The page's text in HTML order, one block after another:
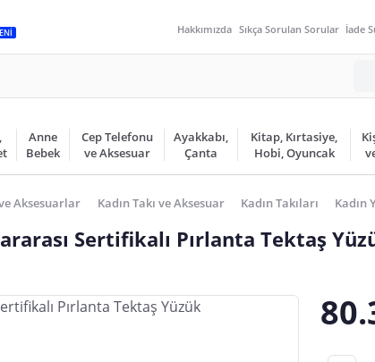
Hakkımızda Sıkça Sorulan Sorular İade
Anne
Bebek
Cep Telefonu
ve Aksesuar
Ayakkabı,
Çanta
Kitap, Kırtasiye,
Hobi, Oyuncak
Aksesuarlar Kadın Takı ve Aksesuar Kadın Takıları Kadın
Sertifikalı Pırlanta Tektaş